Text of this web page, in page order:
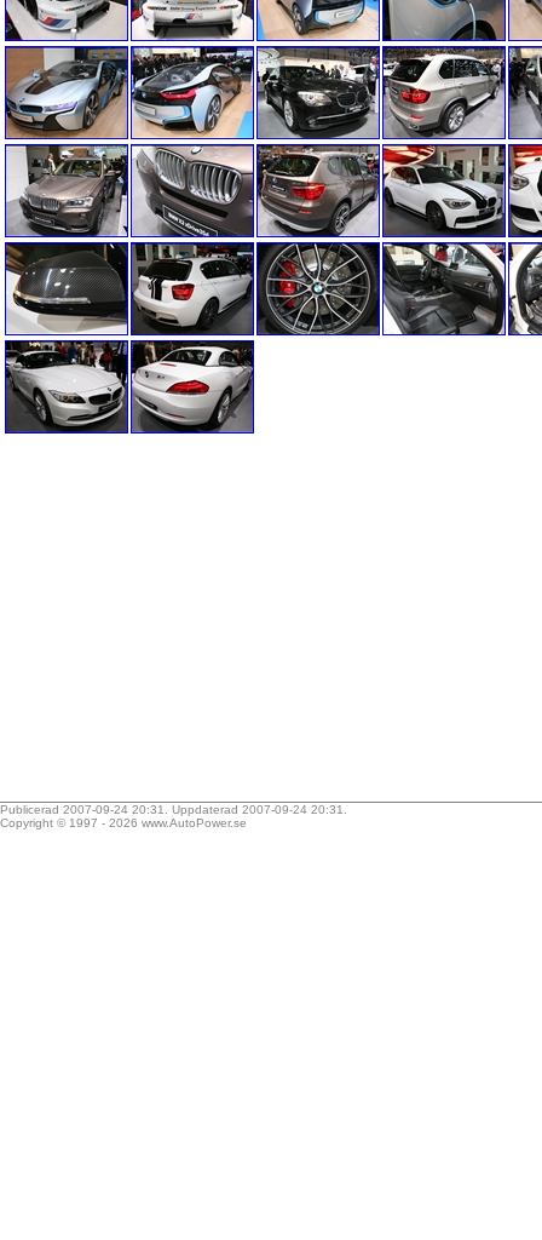
Publicerad 2007-09-24 20:31. Uppdaterad 2007-09-24 20:31.
Copyright © 1997 - 2026 www.AutoPower.se